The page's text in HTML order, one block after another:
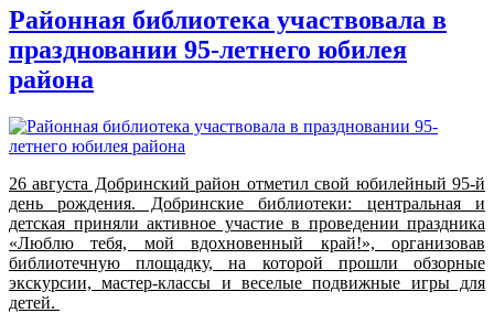
Районная библиотека участвовала в
праздновании 95-летнего юбилея
района
26 августа Добринский район отметил свой юбилейный 95-й
день рождения. Добринские библиотеки: центральная и
детская приняли активное участие в проведении праздника
«Люблю тебя, мой вдохновенный край!», организовав
библиотечную площадку, на которой прошли обзорные
экскурсии, мастер-классы и веселые подвижные игры для
детей.